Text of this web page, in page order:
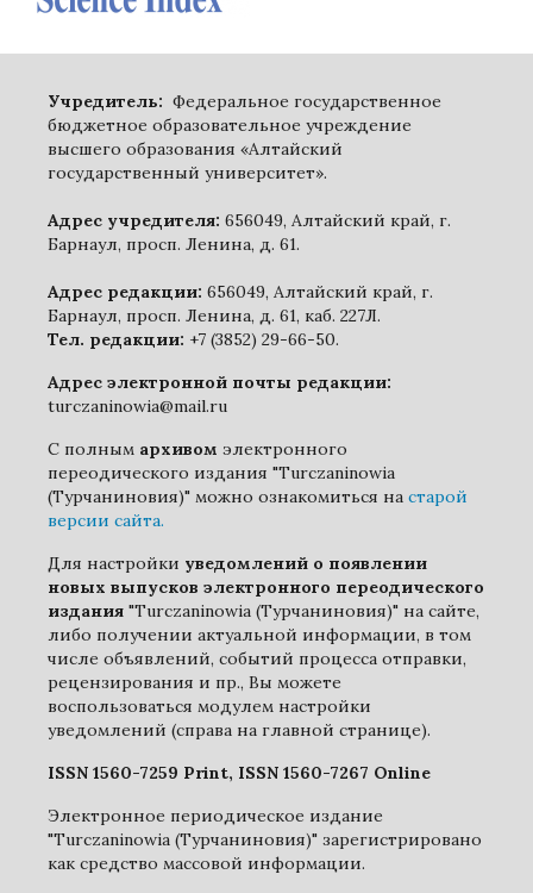
Учредитель: Федеральное государственное
бюджетное образовательное учреждение
высшего образования «Алтайский
государственный университет».
Адрес учредителя: 656049, Алтайский край, г.
Барнаул, просп. Ленина, д. 61.
Адрес редакции: 656049, Алтайский край, г.
Барнаул, просп. Ленина, д. 61, каб. 227Л.
Тел. редакции: +7 (3852) 29-66-50.
Адрес электронной почты редакции:
turczaninowia@mail.ru
С полным архивом электронного
переодического издания "Turczaninowia
(Турчаниновия)" можно ознакомиться на старой
версии сайта.
Для настройки уведомлений о появлении
новых выпусков электронного переодического
издания "Turczaninowia (Турчаниновия)" на сайте,
либо получении актуальной информации, в том
числе объявлений, событий процесса отправки,
рецензирования и пр., Вы можете
воспользоваться модулем настройки
уведомлений (справа на главной странице).
ISSN 1560-7259 Print, ISSN 1560-7267 Online
Электронное периодическое издание
"Turczaninowia (Турчаниновия)" зарегистрировано
как средство массовой информации.